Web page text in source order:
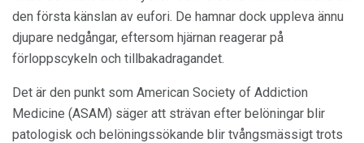
den första känslan av eufori. De hamnar dock uppleva ännu
djupare nedgångar, eftersom hjärnan reagerar på
förloppscykeln och tillbakadragandet.
Det är den punkt som American Society of Addiction
Medicine (ASAM) säger att strävan efter belöningar blir
patologisk och belöningssökande blir tvångsmässigt trots